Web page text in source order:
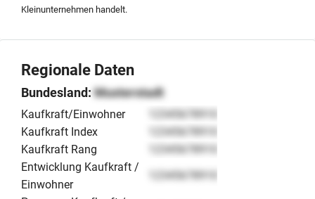
Kleinunternehmen handelt.
Regionale Daten
Bundesland:Musterstadt
Kaufkraft/Einwohner
12345678910
Kaufkraft Index
12345678910
Kaufkraft Rang
12345678910
Entwicklung Kaufkraft /
Einwohner
12345678910